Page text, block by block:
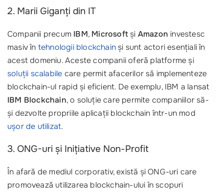
2. Marii Giganți din IT
Companii precum IBM, Microsoftși Amazon investesc
masiv în tehnologii blockchainși sunt actori esențiali în
acest domeniu. Aceste companii oferă platforme și
soluții scalabile care permit afacerilor să implementeze
blockchain-ul rapid și eficient. De exemplu, IBM a lansat
IBM Blockchain, o soluție care permite companiilor să-
și dezvolte propriile aplicații blockchain într-un mod
ușor de utilizat.
3. ONG-uri și Inițiative Non-Profit
În afară de mediul corporativ, există și ONG-uri care
promovează utilizarea blockchain-ului în scopuri